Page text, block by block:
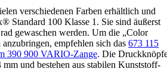
verschiedenen Farben erhältlich und
Standard 100 Klasse 1. Sie sind äußerst
gewaschen werden. Um die „Color
empfehlen sich das 673 115
390 900 VARIO-Zange. Die
und bestehen aus stabilen Kunststoff-